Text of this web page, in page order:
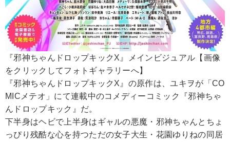
『邪神ちゃんドロップキックX』メインビジュアル【画像
をクリックしてフォトギャラリーへ】
『邪神ちゃんドロップキックX』の原作は、ユキヲが「CO
MICメテオ」にて連載中のコメディーコミック『邪神ちゃ
んドロップキック』だ。
下半身はヘビで上半身はギャルの悪魔・邪神ちゃんとちょ
っぴり残酷な心を持つただの女子大生・花園ゆりねの同居